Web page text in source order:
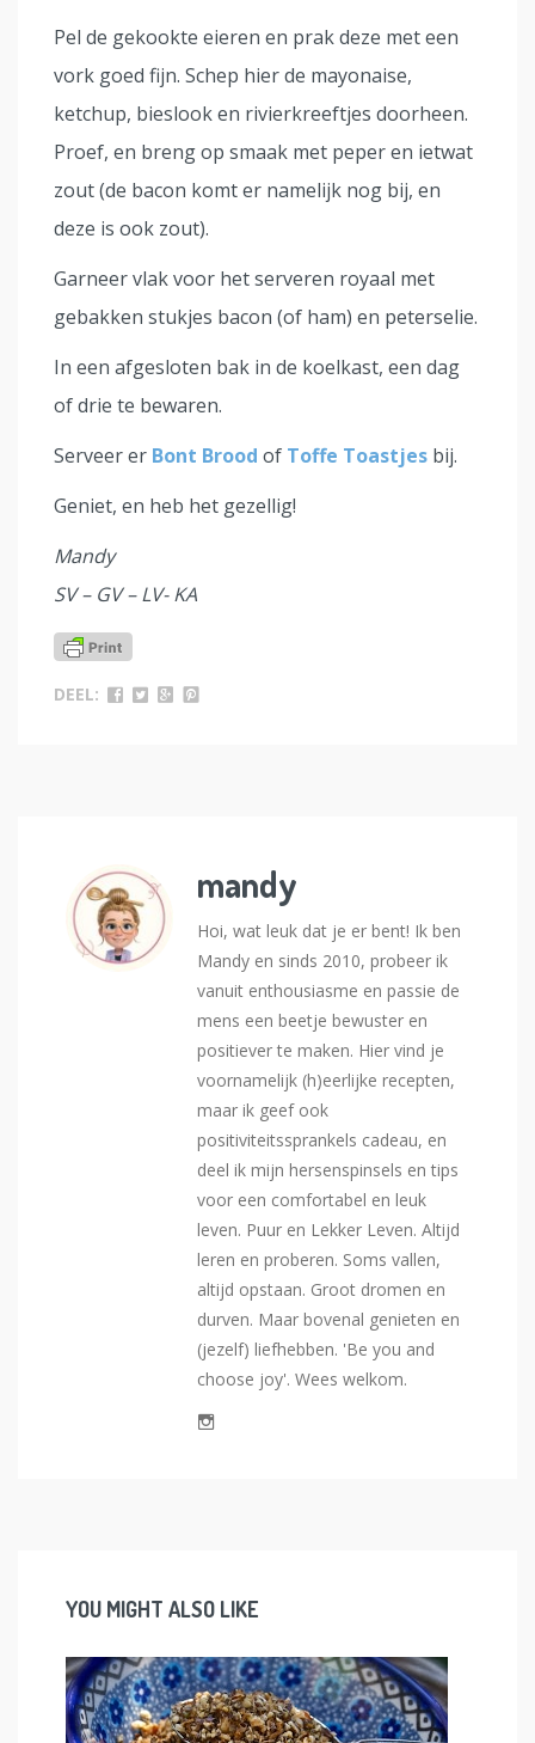
Pel de gekookte eieren en prak deze met een
vork goed fijn. Schep hier de mayonaise,
ketchup, bieslook en rivierkreeftjes doorheen.
Proef, en breng op smaak met peper en ietwat
zout (de bacon komt er namelijk nog bij, en
deze is ook zout).
Garneer vlak voor het serveren royaal met
gebakken stukjes bacon (of ham) en peterselie.
In een afgesloten bak in de koelkast, een dag
of drie te bewaren.
Serveer er Bont Brood of Toffe Toastjes bij.
Geniet, en heb het gezellig!
Mandy
SV – GV – LV- KA
DEEL:
mandy
Hoi, wat leuk dat je er bent! Ik ben
Mandy en sinds 2010, probeer ik
vanuit enthousiasme en passie de
mens een beetje bewuster en
positiever te maken. Hier vind je
voornamelijk (h)eerlijke recepten,
maar ik geef ook
positiviteitssprankels cadeau, en
deel ik mijn hersenspinsels en tips
voor een comfortabel en leuk
leven. Puur en Lekker Leven. Altijd
leren en proberen. Soms vallen,
altijd opstaan. Groot dromen en
durven. Maar bovenal genieten en
(jezelf) liefhebben. 'Be you and
choose joy'. Wees welkom.
YOU MIGHT ALSO LIKE